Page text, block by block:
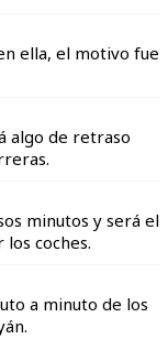
ella, el motivo fue
algo de retraso
minutos y será el
coches.
a minuto de los